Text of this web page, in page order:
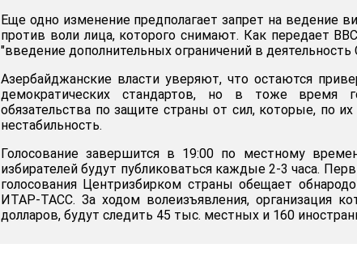
Еще одно изменение предполагает запрет на ведение
против воли лица, которого снимают. Как передает
"введение дополнительных ограничений в
Азербайджанские власти уверяют, что остаются
демократических стандартов, но в тоже время
обязательства по защите страны от сил, которые, по
нестабильность.
Голосование завершится в 19:00 по местному
избирателей будут публиковаться каждые 2-3 часа.
голосования Центризбирком страны обещает
ИТАР-ТАСС. За ходом волеизъявления, организация
долларов, будут следить 45 тыс. местных и 160